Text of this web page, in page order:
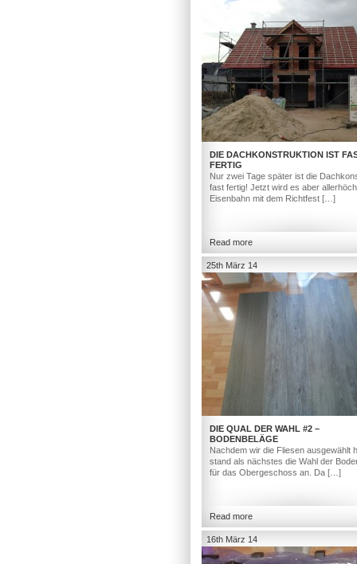
DIE DACHKONSTRUKTION IST
FERTIG
Nur zwei Tage später ist die
fast fertig! Jetzt wird es aber
Eisenbahn mit dem Richtfest […]
Read more
25th März 14
DIE QUAL DER WAHL #2 –
BODENBELÄGE
Nachdem wir die Fliesen ausgewählt
stand als nächstes die Wahl der
für das Obergeschoss an. Da […]
Read more
16th März 14